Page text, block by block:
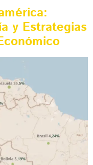
y Estrategias